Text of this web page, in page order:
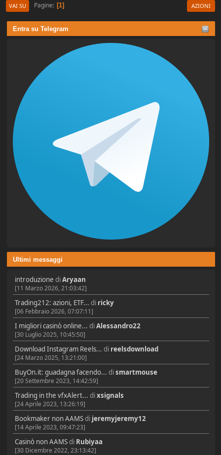
Entra su Telegram
Ultimi messaggi
introduzione diAryaan
[11 Marzo 2026, 21:03:42]
Trading212: azioni, ETF... di ricky
[06 Febbraio 2026, 07:07:11]
I migliori casinò online... diAlessandro22
[30 Luglio 2025, 10:45:50]
Download Instagram Reels... di reelsdownload
[24 Marzo 2025, 13:21:00]
BuyOn.it: guadagna facendo... dismartmouse
[20 Settembre 2023, 14:42:59]
Trading in the vfxAlert... dixsignals
[24 Aprile 2023, 13:26:19]
Bookmaker non AAMSdi jeremyjeremy12
[14 Aprile 2023, 09:47:23]
Casinò non AAMSdi Rubiyaa
[30 Dicembre 2022, 23:13:42]
VAI SU Pagine 1 AZIONI